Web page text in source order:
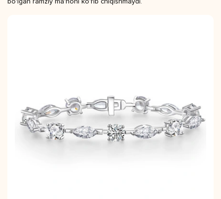
bo'lgan ramziy ma'noni ko'rib chiqishmaydi.